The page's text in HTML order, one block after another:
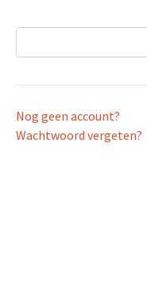
Nog geen account?
Wachtwoord vergeten?